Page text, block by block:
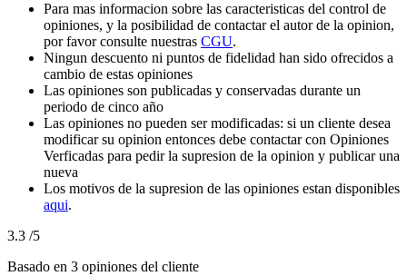
Para mas informacion sobre las caracteristicas del control de
opiniones, y la posibilidad de contactar el autor de la opinion,
por favor consulte nuestras CGU.
Ningun descuento ni puntos de fidelidad han sido ofrecidos a
cambio de estas opiniones
Las opiniones son publicadas y conservadas durante un
periodo de cinco año
Las opiniones no pueden ser modificadas: si un cliente desea
modificar su opinion entonces debe contactar con Opiniones
Verficadas para pedir la supresion de la opinion y publicar una
nueva
Los motivos de la supresion de las opiniones estan disponibles
aqui.
3.3 /5
Basado en 3 opiniones del cliente